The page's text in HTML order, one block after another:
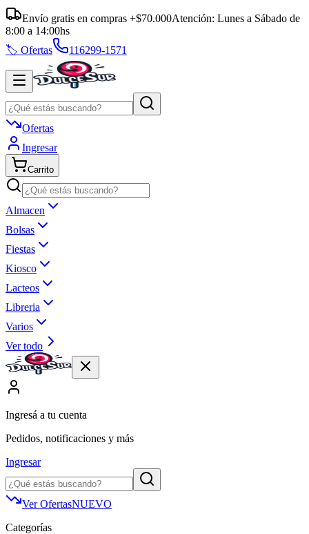
Envío gratis en compras +$70.000Atención: Lunes a Sábado de
8:00 a 14:00hs
🏷️ Ofertas
116299-1571
Ofertas
Ingresar
Carrito
Almacen
Bolsas
Fiestas
Kiosco
Lacteos
Libreria
Varios
Ver todo
Ingresá a tu cuenta
Pedidos, notificaciones y más
Ingresar
Ver OfertasNUEVO
Categorías